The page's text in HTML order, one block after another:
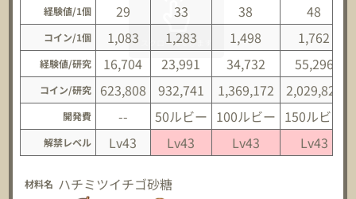
経験値/1個 29 33 38 48
コイン/1個 1,083 1,283 1,498 1,762
経験値/研究 16,704 23,991 34,732 55,296
コイン/研究 623,808 932,741 1,369,172 2,029,824
開発費 -- 50ルビー 100ルビー 150ルビー
解禁レベル Lv43 Lv43 Lv43 Lv43
材料名 ハチミツイチゴ砂糖